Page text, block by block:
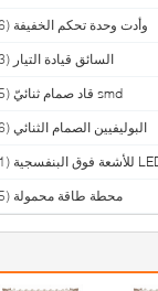
وأدت وحدة تحكم الخفيفة (46)
السائق قيادة التيار (33)
smd قاد صمام ثنائيّ (75)
البوليفيين الصمام الثنائي (46)
(11)
محطة طاقة محمولة (15)